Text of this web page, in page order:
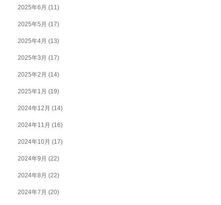
2025年6月 (11)
2025年5月 (17)
2025年4月 (13)
2025年3月 (17)
2025年2月 (14)
2025年1月 (19)
2024年12月 (14)
2024年11月 (16)
2024年10月 (17)
2024年9月 (22)
2024年8月 (22)
2024年7月 (20)